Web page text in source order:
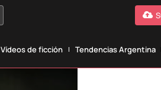
Vídeos de ficción Tendencias Argentina